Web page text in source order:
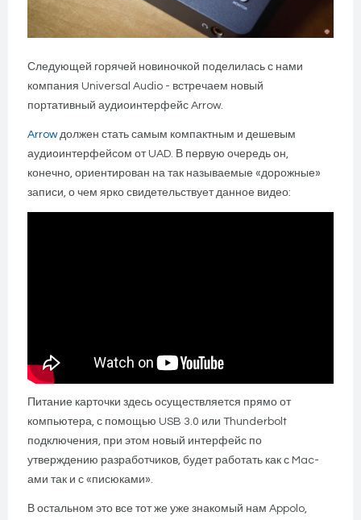
Следующей горячей новиночкой поделилась с нами
компания Universal Audio - встречаем новый
портативный аудиоинтерфейс Arrow.
Arrowдолжен стать самым компактным и дешевым
аудиоинтерфейсом от UAD. В первую очередь он,
конечно, ориентирован на так называемые «дорожные»
записи, о чем ярко свидетельствует данное видео:
Питание карточки здесь осуществляется прямо от
компьютера, с помощью USB 3.0 или Thunderbolt
подключения, при этом новый интерфейс по
утверждению разработчиков, будет работать как с Mac-
ами так и с «писюками».
В остальном это все тот же уже знакомый нам Appolo,